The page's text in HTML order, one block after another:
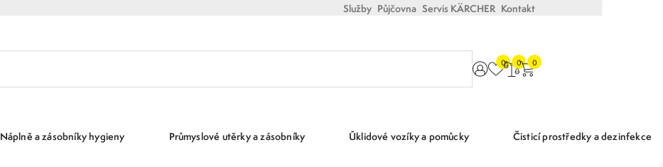
Služby Půjčovna Servis KÄRCHER Kontakt
0 0 0
Náplně a zásobníky hygieny Průmyslové utěrky a zásobníky Úklidové vozíky a pomůcky Čisticí prostředky a dezinfekce